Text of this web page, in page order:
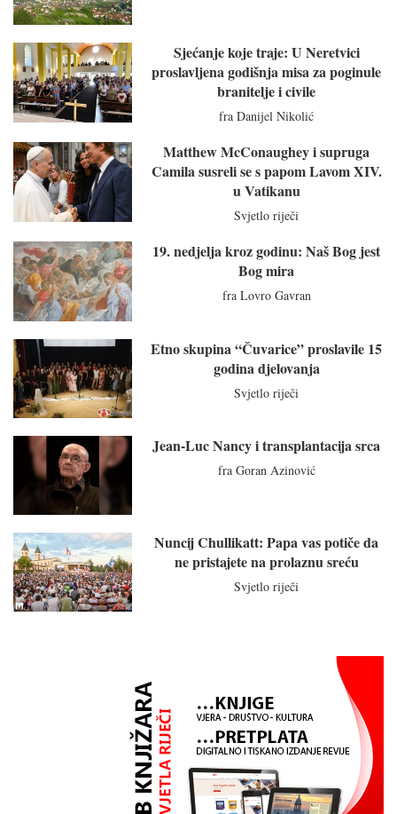
Sjećanje koje traje: U Neretvici
proslavljena godišnja misa za poginule
branitelje i civile
fra Danijel Nikolić
Matthew McConaughey i supruga
Camila susreli se s papom Lavom XIV.
u Vatikanu
Svjetlo riječi
19. nedjelja kroz godinu: Naš Bog jest
Bog mira
fra Lovro Gavran
Etno skupina “Čuvarice” proslavile 15
godina djelovanja
Svjetlo riječi
Jean-Luc Nancy i transplantacija srca
fra Goran Azinović
Nuncij Chullikatt: Papa vas potiče da
ne pristajete na prolaznu sreću
Svjetlo riječi